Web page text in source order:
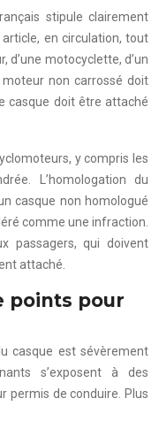
stipule clairement
en circulation, tout
d’une motocyclette, d’un
non carrossé doit
casque doit être attaché
y compris les
L’homologation du
casque non homologué
comme une infraction.
passagers, qui doivent
attaché.
points pour
casque est sévèrement
s’exposent à des
permis de conduire. Plus